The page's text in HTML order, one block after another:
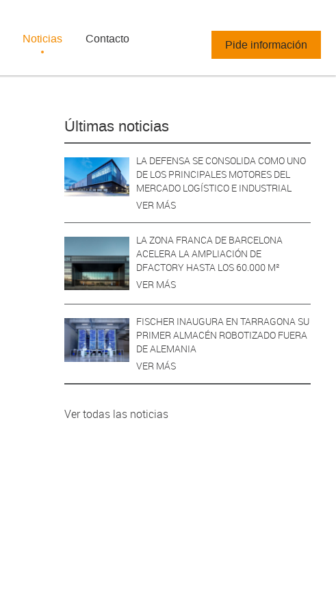
Pide información
Noticias Contacto
Últimas noticias
LA DEFENSA SE CONSOLIDA COMO UNO
DE LOS PRINCIPALES MOTORES DEL
MERCADO LOGÍSTICO E INDUSTRIAL
VER MÁS
LA ZONA FRANCA DE BARCELONA
ACELERA LA AMPLIACIÓN DE
DFACTORY HASTA LOS 60.000 M²
VER MÁS
FISCHER INAUGURA EN TARRAGONA SU
PRIMER ALMACÉN ROBOTIZADO FUERA
DE ALEMANIA
VER MÁS
Ver todas las noticias